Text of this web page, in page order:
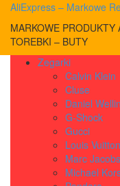
AliExpress – Markowe
MARKOWE
TOREBKI – BUTY
Zegarki
Calvin Klein
Cluse
Daniel
G-Shock
Gucci
Louis Vuitton
Marc Jacobs
Michael